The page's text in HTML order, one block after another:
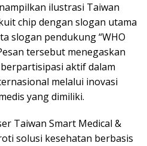
ilustrasi Taiwan
chip dengan slogan utama
slogan pendukung “WHO
tersebut menegaskan
aktif dalam
melalui inovasi
yang dimiliki.
Taiwan Smart Medical &
solusi kesehatan berbasis